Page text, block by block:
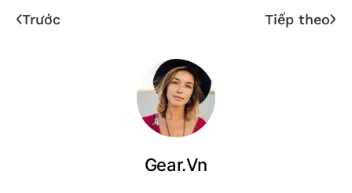
Trước Tiếp theo
Gear.Vn